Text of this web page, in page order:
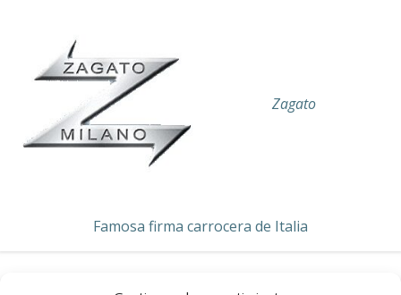
Zagato
Famosa firma carrocera de Italia